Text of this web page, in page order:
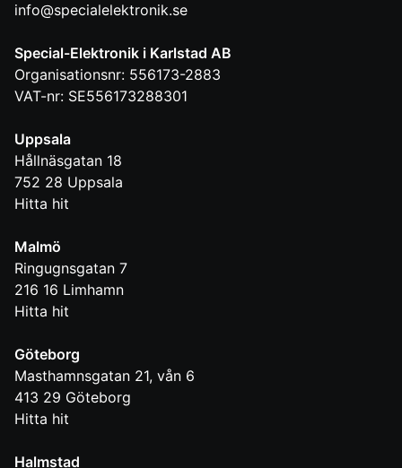
info@specialelektronik.se
Special-Elektronik i Karlstad AB
Organisationsnr: 556173-2883
VAT-nr: SE556173288301
Uppsala
Hållnäsgatan 18
752 28 Uppsala
Hitta hit
Malmö
Ringugnsgatan 7
216 16 Limhamn
Hitta hit
Göteborg
Masthamnsgatan 21, vån 6
413 29 Göteborg
Hitta hit
Halmstad